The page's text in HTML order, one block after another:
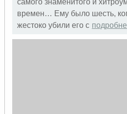
самого знаменитого и
времен… Ему было шесть,
жестоко убили его с